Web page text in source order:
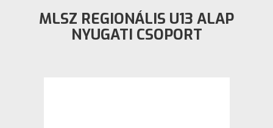
MLSZ REGIONÁLIS U13 ALAP
NYUGATI CSOPORT